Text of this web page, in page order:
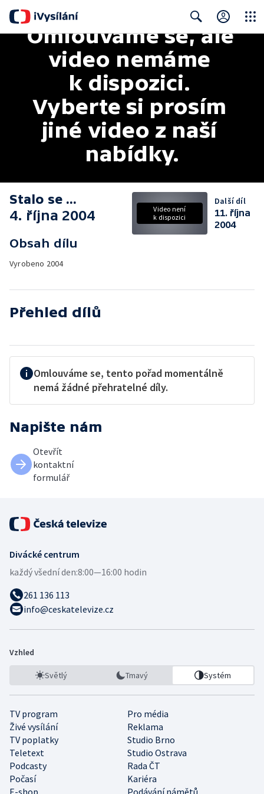
Search
Omlouváme se, ale
video nemáme
k dispozici.
Vyberte si prosím
jiné video z naší
nabídky.
Stalo se ...
4. října 2004
Obsah dílu
Vyrobeno 2004
Video není
k dispozici
Další díl
11. října
2004
Přehled dílů
Omlouváme se, tento pořad momentálně
nemá žádné přehratelné díly.
Napište nám
Otevřít
kontaktní
formulář
Divácké centrum
každý všední den:8:00—16:00 hodin
261 136 113
info@ceskatelevize.cz
Vzhled
Světlý Tmavý Systém
TV program
Pro média
Živé vysílání
Reklama
TV poplatky
Studio Brno
Teletext
Studio Ostrava
Podcasty
Rada ČT
Počasí
Kariéra
E-shop
Podávání námětů